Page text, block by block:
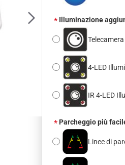
Illuminazione
4-LED
IR 4-LED
Parcheggio più
Linee di